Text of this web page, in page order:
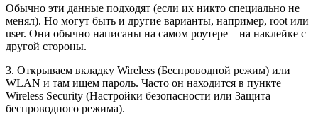
Обычно эти данные подходят (если их никто специально не
менял). Но могут быть и другие варианты, например, root или
user. Они обычно написаны на самом роутере – на наклейке с
другой стороны.
3. Открываем вкладку Wireless (Беспроводной режим) или
WLAN и там ищем пароль. Часто он находится в пункте
Wireless Security (Настройки безопасности или Защита
беспроводного режима).